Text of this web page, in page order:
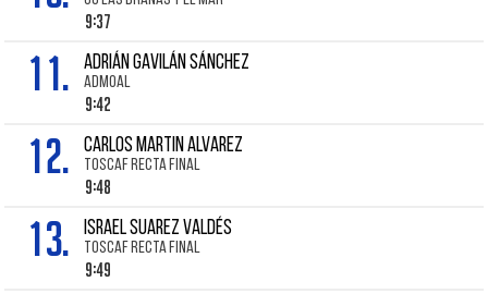
9:37
11. ADRIÁN GAVILÁN SÁNCHEZ
ADMOAL
9:42
12. CARLOS MARTIN ALVAREZ
TOSCAF RECTA FINAL
9:48
13. ISRAEL SUAREZ VALDÉS
TOSCAF RECTA FINAL
9:49